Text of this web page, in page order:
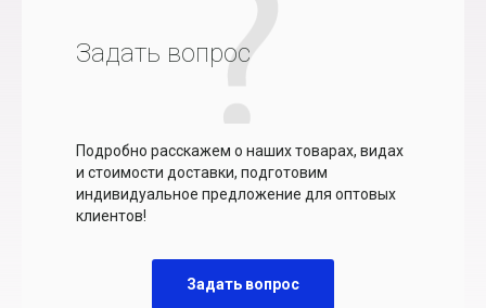
Задать вопрос
Подробно расскажем о наших товарах, видах
и стоимости доставки, подготовим
индивидуальное предложение для оптовых
клиентов!
Задать вопрос